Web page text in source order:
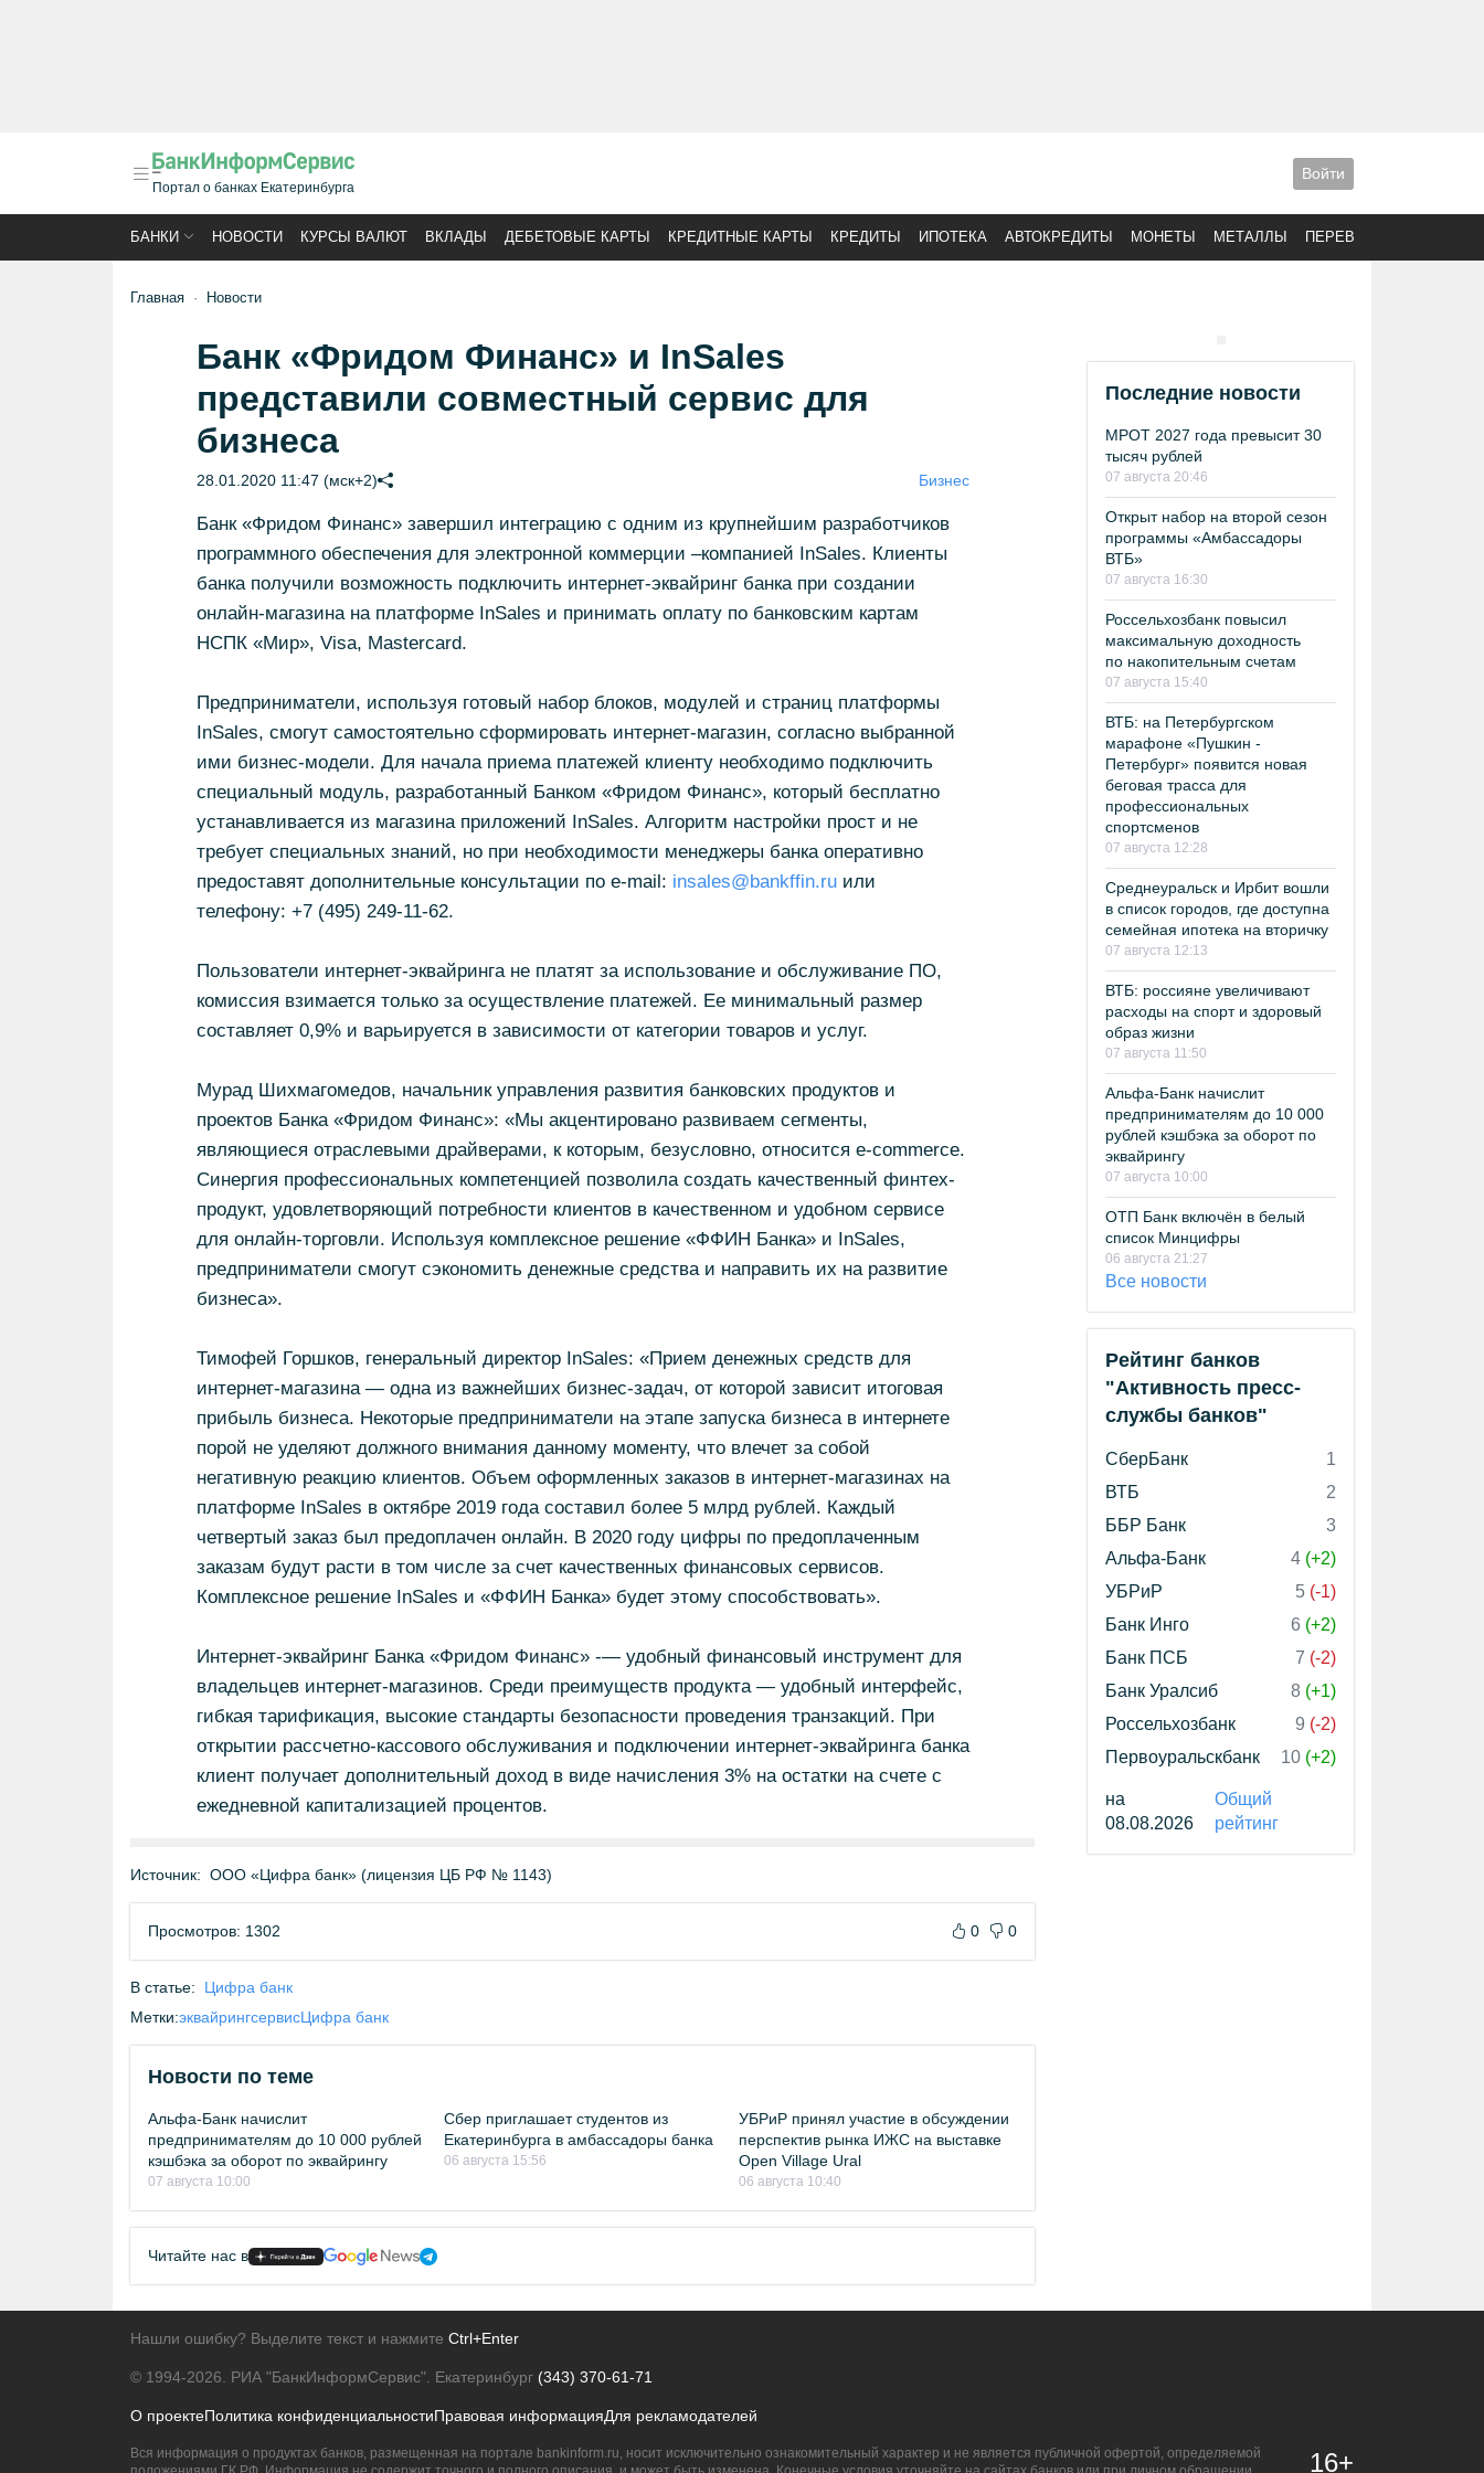
Портал о банках Екатеринбурга
Войти
БАНКИ НОВОСТИ КУРСЫ ВАЛЮТ ВКЛАДЫ ДЕБЕТОВЫЕ КАРТЫ КРЕДИТНЫЕ КАРТЫ КРЕДИТЫ ИПОТЕКА АВТОКРЕДИТЫ МОНЕТЫ МЕТАЛЛЫ ПЕРЕВОДЫ
Главная Новости
Банк «Фридом Финанс» и InSales
представили совместный сервис для
бизнеса
28.01.2020 11:47 (мск+2) Бизнес
Банк «Фридом Финанс» завершил интеграцию с одним из крупнейшим разработчиков
программного обеспечения для электронной коммерции –компанией InSales. Клиенты
банка получили возможность подключить интернет-эквайринг банка при создании
онлайн-магазина на платформе InSales и принимать оплату по банковским картам
НСПК «Мир», Visa, Mastercard.
Предприниматели, используя готовый набор блоков, модулей и страниц платформы
InSales, смогут самостоятельно сформировать интернет-магазин, согласно выбранной
ими бизнес-модели. Для начала приема платежей клиенту необходимо подключить
специальный модуль, разработанный Банком «Фридом Финанс», который бесплатно
устанавливается из магазина приложений InSales. Алгоритм настройки прост и не
требует специальных знаний, но при необходимости менеджеры банка оперативно
предоставят дополнительные консультации по e-mail: insales@bankffin.ruили
телефону: +7 (495) 249-11-62.
Пользователи интернет-эквайринга не платят за использование и обслуживание ПО,
комиссия взимается только за осуществление платежей. Ее минимальный размер
составляет 0,9% и варьируется в зависимости от категории товаров и услуг.
Мурад Шихмагомедов, начальник управления развития банковских продуктов и
проектов Банка «Фридом Финанс»: «Мы акцентировано развиваем сегменты,
являющиеся отраслевыми драйверами, к которым, безусловно, относится e-commerce.
Синергия профессиональных компетенцией позволила создать качественный финтех-
продукт, удовлетворяющий потребности клиентов в качественном и удобном сервисе
для онлайн-торговли. Используя комплексное решение «ФФИН Банка» и InSales,
предприниматели смогут сэкономить денежные средства и направить их на развитие
бизнеса».
Тимофей Горшков, генеральный директор InSales: «Прием денежных средств для
интернет-магазина — одна из важнейших бизнес-задач, от которой зависит итоговая
прибыль бизнеса. Некоторые предприниматели на этапе запуска бизнеса в интернете
порой не уделяют должного внимания данному моменту, что влечет за собой
негативную реакцию клиентов. Объем оформленных заказов в интернет-магазинах на
платформе InSales в октябре 2019 года составил более 5 млрд рублей. Каждый
четвертый заказ был предоплачен онлайн. В 2020 году цифры по предоплаченным
заказам будут расти в том числе за счет качественных финансовых сервисов.
Комплексное решение InSales и «ФФИН Банка» будет этому способствовать».
Интернет-эквайринг Банка «Фридом Финанс» -— удобный финансовый инструмент для
владельцев интернет-магазинов. Среди преимуществ продукта — удобный интерфейс,
гибкая тарификация, высокие стандарты безопасности проведения транзакций. При
открытии рассчетно-кассового обслуживания и подключении интернет-эквайринга банка
клиент получает дополнительный доход в виде начисления 3% на остатки на счете с
ежедневной капитализацией процентов.
Источник: ООО «Цифра банк» (лицензия ЦБ РФ № 1143)
Просмотров: 1302 0 0
В статье:
Цифра банк
Метки:эквайрингсервисЦифра банк
Новости по теме
Альфа-Банк начислит
предпринимателям до 10 000 рублей
кэшбэка за оборот по эквайрингу
07 августа 10:00
Сбер приглашает студентов из
Екатеринбурга в амбассадоры банка
06 августа 15:56
УБРиР принял участие в обсуждении
перспектив рынка ИЖС на выставке
Open Village Ural
06 августа 10:40
Читайте нас в
Последние новости
МРОТ 2027 года превысит 30
тысяч рублей
07 августа 20:46
Открыт набор на второй сезон
программы «Амбассадоры
ВТБ»
07 августа 16:30
Россельхозбанк повысил
максимальную доходность
по накопительным счетам
07 августа 15:40
ВТБ: на Петербургском
марафоне «Пушкин -
Петербург» появится новая
беговая трасса для
профессиональных
спортсменов
07 августа 12:28
Среднеуральск и Ирбит вошли
в список городов, где доступна
семейная ипотека на вторичку
07 августа 12:13
ВТБ: россияне увеличивают
расходы на спорт и здоровый
образ жизни
07 августа 11:50
Альфа-Банк начислит
предпринимателям до 10 000
рублей кэшбэка за оборот по
эквайрингу
07 августа 10:00
ОТП Банк включён в белый
список Минцифры
06 августа 21:27
Все новости
Рейтинг банков
"Активность пресс-
службы банков"
СберБанк
1
ВТБ
2
ББР Банк
3
Альфа-Банк
4 (+2)
УБРиР
5 (-1)
Банк Инго
6 (+2)
Банк ПСБ
7 (-2)
Банк Уралсиб
8 (+1)
Россельхозбанк
9 (-2)
Первоуральскбанк
10 (+2)
на
08.08.2026
Общий
рейтинг
Нашли ошибку? Выделите текст и нажмите Ctrl+Enter
© 1994-2026. РИА "БанкИнформСервис". Екатеринбург (343) 370-61-71
О проектеПолитика конфиденциальностиПравовая информацияДля рекламодателей
Вся информация о продуктах банков, размещенная на портале bankinform.ru, носит исключительно ознакомительный характер и не является публичной офертой, определяемой
16+